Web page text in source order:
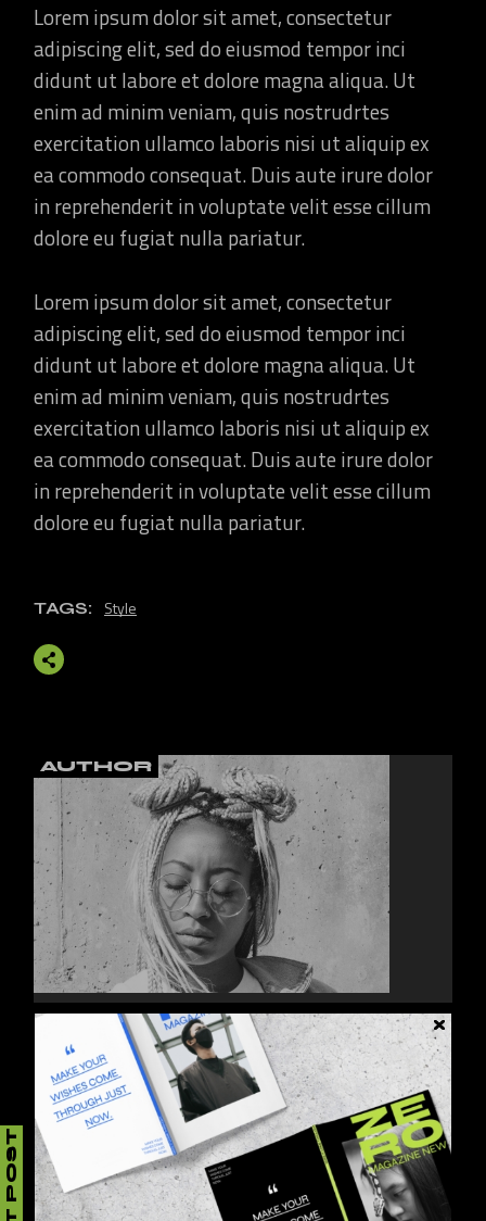
Lorem ipsum dolor sit amet, consectetur
adipiscing elit, sed do eiusmod tempor inci
didunt ut labore et dolore magna aliqua. Ut
enim ad minim veniam, quis nostrudrtes
exercitation ullamco laboris nisi ut aliquip ex
ea commodo consequat. Duis aute irure dolor
in reprehenderit in voluptate velit esse cillum
dolore eu fugiat nulla pariatur.
Lorem ipsum dolor sit amet, consectetur
adipiscing elit, sed do eiusmod tempor inci
didunt ut labore et dolore magna aliqua. Ut
enim ad minim veniam, quis nostrudrtes
exercitation ullamco laboris nisi ut aliquip ex
ea commodo consequat. Duis aute irure dolor
in reprehenderit in voluptate velit esse cillum
dolore eu fugiat nulla pariatur.
TAGS: Style
AUTHOR
JESSY HOWLS
Lorem ipsum dolor sit amet, consectetur
adipiscing elit, sed do eiusmod tempor inci.